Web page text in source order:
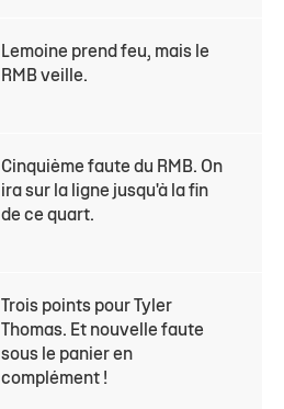
Lemoine prend feu, mais le
RMB veille.
Cinquième faute du RMB. On
ira sur la ligne jusqu'à la fin
de ce quart.
Trois points pour Tyler
Thomas. Et nouvelle faute
sous le panier en
complément !